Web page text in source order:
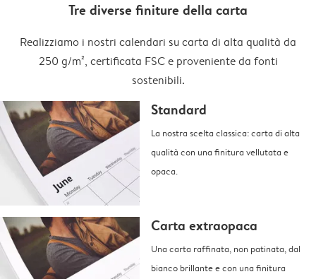
Tre diverse finiture della carta
Realizziamo i nostri calendari su carta di alta qualità da
250 g/m², certificata FSC e proveniente da fonti
sostenibili.
Standard
La nostra scelta classica: carta di alta
qualità con una finitura vellutata e
opaca.
Carta extraopaca
Una carta raffinata, non patinata, dal
bianco brillante e con una finitura